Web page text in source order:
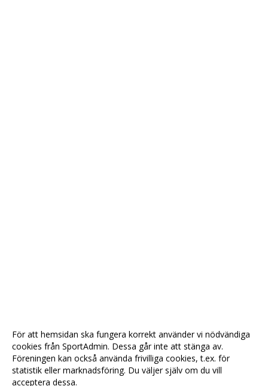
För att hemsidan ska fungera korrekt använder vi nödvändiga
cookies från SportAdmin. Dessa går inte att stänga av.
Föreningen kan också använda frivilliga cookies, t.ex. för
statistik eller marknadsföring. Du väljer själv om du vill
acceptera dessa.